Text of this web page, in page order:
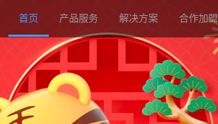
首页 产品服务 解决方案 合作加盟